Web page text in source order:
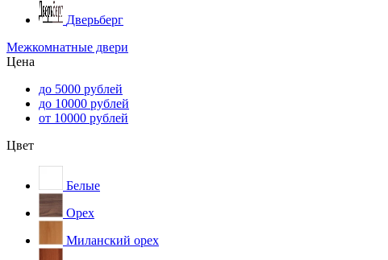
Дверьберг
Межкомнатные двери
Цена
до 5000 рублей
до 10000 рублей
от 10000 рублей
Цвет
Белые
Орех
Миланский орех